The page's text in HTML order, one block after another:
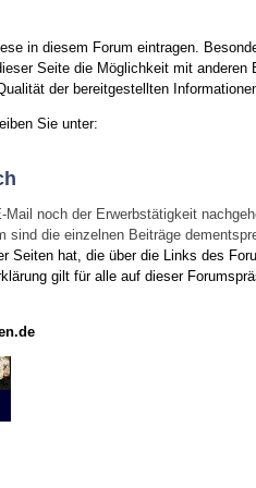
in diesem Forum eintragen.
Seite die Möglichkeit mit anderen
der bereitgestellten
Sie unter:
noch der Erwerbstätigkeit
die einzelnen Beiträge
Seiten hat, die über die Links des
gilt für alle auf dieser